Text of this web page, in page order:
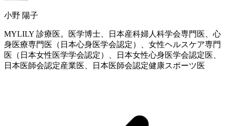
小野 陽子
MYLILY 診療医。医学博士、日本産科婦人科学会専門医、心
身医療専門医（日本心身医学会認定）、女性ヘルスケア専門
医（日本女性医学学会認定）、日本女性心身医学会認定医、
日本医師会認定産業医、日本医師会認定健康スポーツ医